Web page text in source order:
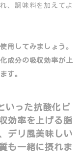
、調味料を加えてよ
用してみましょう。
成分の吸収効率が上
す。
いった抗酸化ビ
効率を上げる脂
デリ風美味しい
も一緒に摂れま